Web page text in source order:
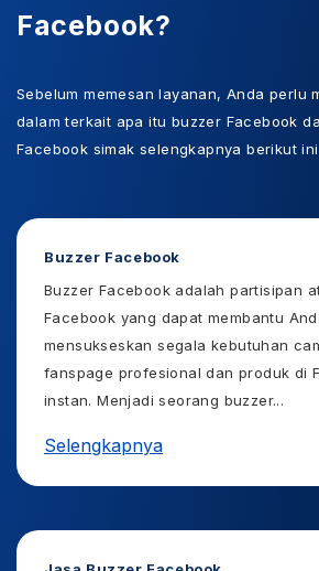
Facebook?
Sebelum memesan layanan, Anda perlu
dalam terkait apa itu buzzer Facebook
Facebook simak selengkapnya berikut
Buzzer Facebook
Buzzer Facebook adalah partisipan
Facebook yang dapat membantu
mensukseskan segala kebutuhan
fanspage profesional dan produk di
instan. Menjadi seorang buzzer...
Selengkapnya